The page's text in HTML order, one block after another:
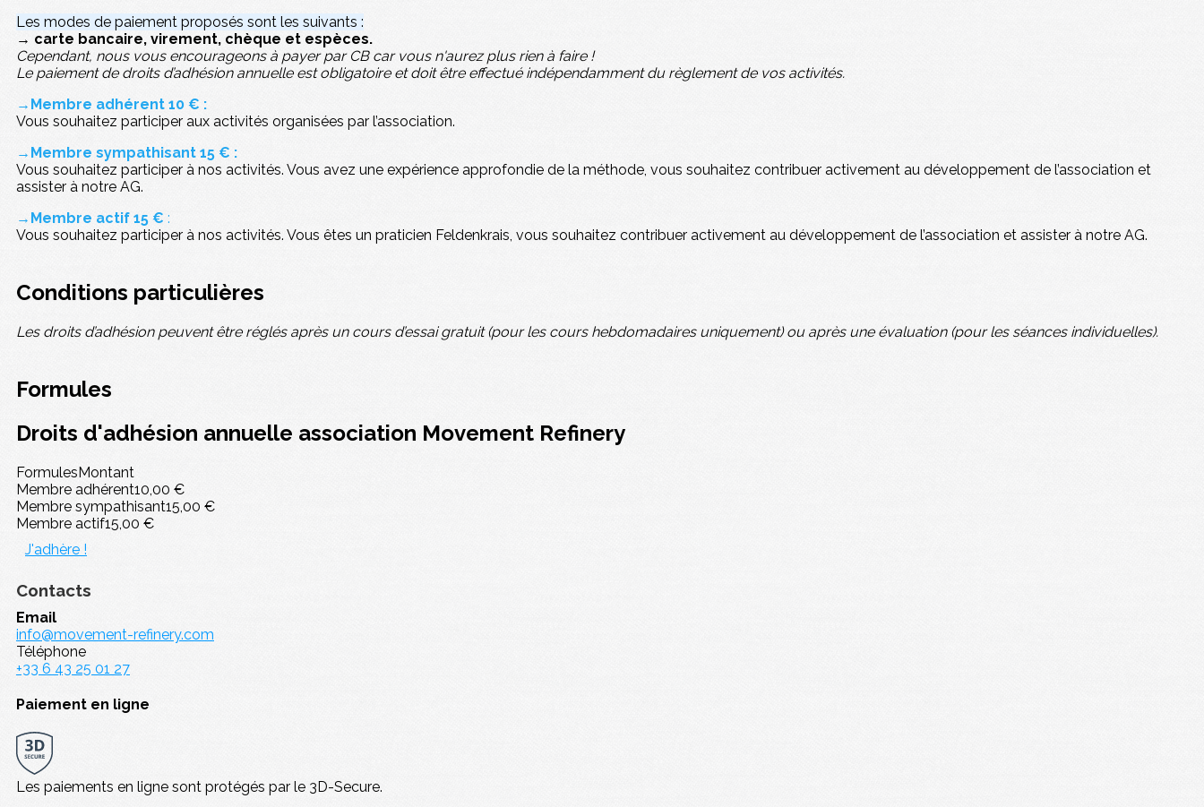
Les modes de paiement proposés sont les suivants :
→ carte bancaire, virement, chèque et espèces.
Cependant, nous vous encourageons à payer par CB car vous n'aurez plus rien à faire !
Le paiement de droits d’adhésion annuelle est obligatoire et doit être effectué indépendamment du règlement de vos activités.
→Membre adhérent 10 € :
Vous souhaitez participer aux activités organisées par l’association.
→Membre sympathisant 15 € :
Vous souhaitez participer à nos activités. Vous avez une expérience approfondie de la méthode, vous souhaitez contribuer activement au développement de l’association et
assister à notre AG.
→Membre actif 15 € :
Vous souhaitez participer à nos activités. Vous êtes un praticien Feldenkrais, vous souhaitez contribuer activement au développement de l’association et assister à notre AG.
Conditions particulières
Les droits d’adhésion peuvent être réglés après un cours d’essai gratuit (pour les cours hebdomadaires uniquement) ou après une évaluation (pour les séances individuelles).
Formules
Droits d'adhésion annuelle association Movement Refinery
FormulesMontant
Membre adhérent10,00 €
Membre sympathisant15,00 €
Membre actif15,00 €
J'adhère !
Contacts
Email
info@movement-refinery.com
Téléphone
+33 6 43 25 01 27
Paiement en ligne
Les paiements en ligne sont protégés par le 3D-Secure.